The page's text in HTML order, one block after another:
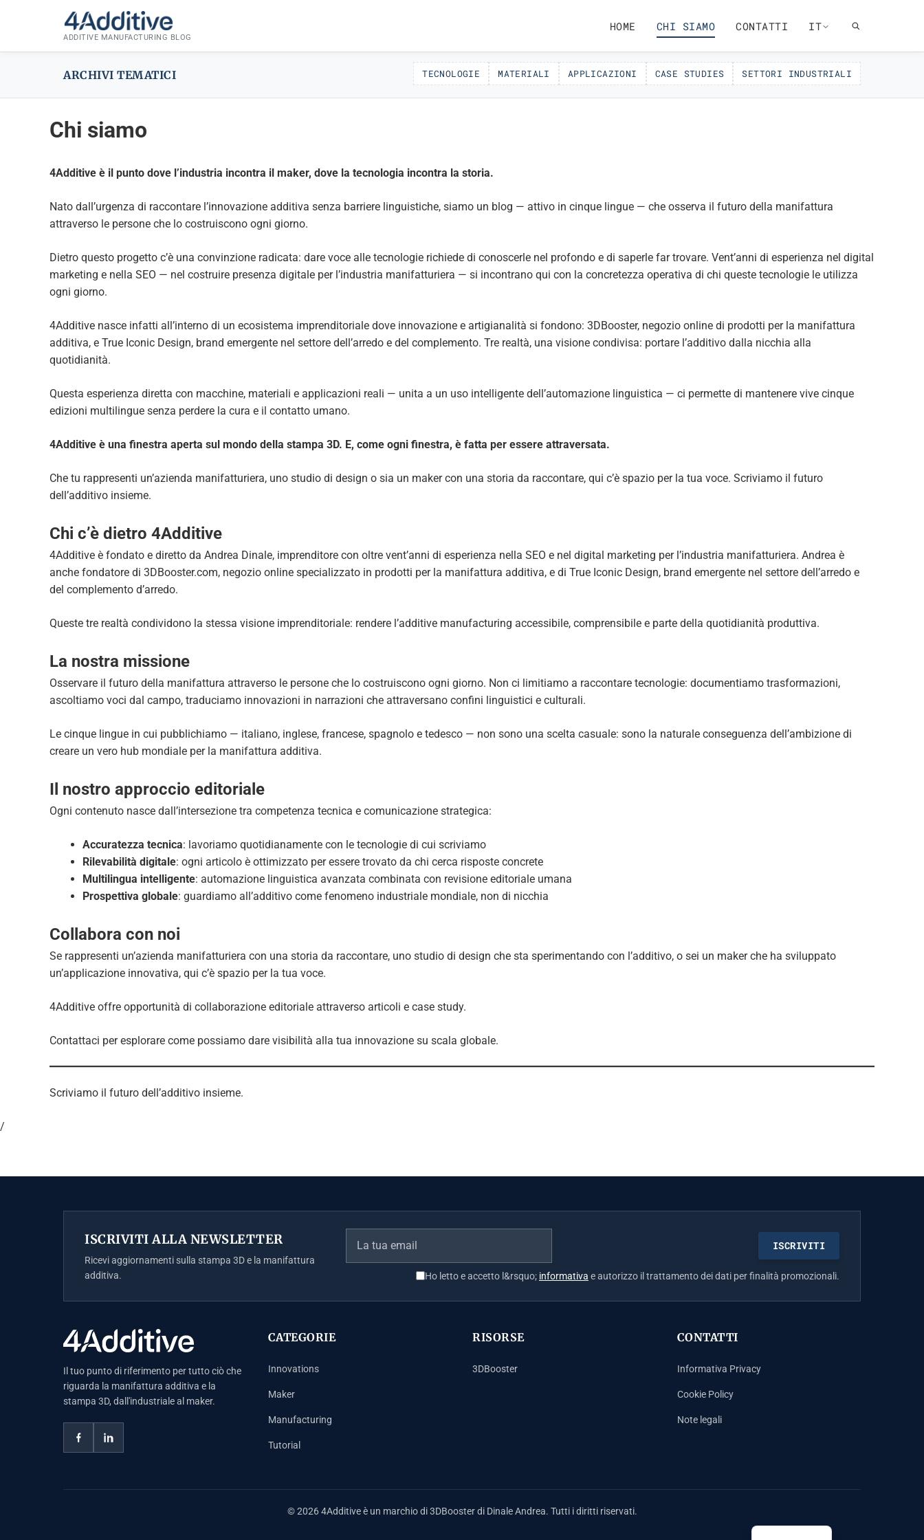
ADDITIVE MANUFACTURING BLOG
HOME CHI SIAMO CONTATTI IT
ARCHIVI TEMATICI TECNOLOGIE MATERIALI APPLICAZIONI CASE STUDIES SETTORI INDUSTRIALI
Chi siamo
4Additive è il punto dove l’industria incontra il maker, dove la tecnologia incontra la storia.
Nato dall’urgenza di raccontare l’innovazione additiva senza barriere linguistiche, siamo un blog — attivo in cinque lingue — che osserva il futuro della manifattura
attraverso le persone che lo costruiscono ogni giorno.
Dietro questo progetto c’è una convinzione radicata: dare voce alle tecnologie richiede di conoscerle nel profondo e di saperle far trovare. Vent’anni di esperienza nel digital
marketing e nella SEO — nel costruire presenza digitale per l’industria manifatturiera — si incontrano qui con la concretezza operativa di chi queste tecnologie le utilizza
ogni giorno.
4Additive nasce infatti all’interno di un ecosistema imprenditoriale dove innovazione e artigianalità si fondono: 3DBooster, negozio online di prodotti per la manifattura
additiva, e True Iconic Design, brand emergente nel settore dell’arredo e del complemento. Tre realtà, una visione condivisa: portare l’additivo dalla nicchia alla
quotidianità.
Questa esperienza diretta con macchine, materiali e applicazioni reali — unita a un uso intelligente dell’automazione linguistica — ci permette di mantenere vive cinque
edizioni multilingue senza perdere la cura e il contatto umano.
4Additive è una finestra aperta sul mondo della stampa 3D. E, come ogni finestra, è fatta per essere attraversata.
Che tu rappresenti un’azienda manifatturiera, uno studio di design o sia un maker con una storia da raccontare, qui c’è spazio per la tua voce. Scriviamo il futuro
dell’additivo insieme.
Chi c’è dietro 4Additive
4Additive è fondato e diretto da Andrea Dinale, imprenditore con oltre vent’anni di esperienza nella SEO e nel digital marketing per l’industria manifatturiera. Andrea è
anche fondatore di 3DBooster.com, negozio online specializzato in prodotti per la manifattura additiva, e di True Iconic Design, brand emergente nel settore dell’arredo e
del complemento d’arredo.
Queste tre realtà condividono la stessa visione imprenditoriale: rendere l’additive manufacturing accessibile, comprensibile e parte della quotidianità produttiva.
La nostra missione
Osservare il futuro della manifattura attraverso le persone che lo costruiscono ogni giorno. Non ci limitiamo a raccontare tecnologie: documentiamo trasformazioni,
ascoltiamo voci dal campo, traduciamo innovazioni in narrazioni che attraversano confini linguistici e culturali.
Le cinque lingue in cui pubblichiamo — italiano, inglese, francese, spagnolo e tedesco — non sono una scelta casuale: sono la naturale conseguenza dell’ambizione di
creare un vero hub mondiale per la manifattura additiva.
Il nostro approccio editoriale
Ogni contenuto nasce dall’intersezione tra competenza tecnica e comunicazione strategica:
Accuratezza tecnica: lavoriamo quotidianamente con le tecnologie di cui scriviamo
Rilevabilità digitale: ogni articolo è ottimizzato per essere trovato da chi cerca risposte concrete
Multilingua intelligente: automazione linguistica avanzata combinata con revisione editoriale umana
Prospettiva globale: guardiamo all’additivo come fenomeno industriale mondiale, non di nicchia
Collabora con noi
Se rappresenti un’azienda manifatturiera con una storia da raccontare, uno studio di design che sta sperimentando con l’additivo, o sei un maker che ha sviluppato
un’applicazione innovativa, qui c’è spazio per la tua voce.
4Additive offre opportunità di collaborazione editoriale attraverso articoli e case study.
Contattaci per esplorare come possiamo dare visibilità alla tua innovazione su scala globale.
Scriviamo il futuro dell’additivo insieme.
/
ISCRIVITI ALLA NEWSLETTER
Ricevi aggiornamenti sulla stampa 3D e la manifattura
additiva.
Ho letto e accetto l&rsquo; informativa e autorizzo il trattamento dei dati per finalità promozionali.
Il tuo punto di riferimento per tutto ciò che
riguarda la manifattura additiva e la
stampa 3D, dall'industriale al maker.
CATEGORIE
Innovations
Maker
Manufacturing
Tutorial
RISORSE
3DBooster
CONTATTI
Informativa Privacy
Cookie Policy
Note legali
© 2026 4Additive è un marchio di 3DBooster di Dinale Andrea. Tutti i diritti riservati.